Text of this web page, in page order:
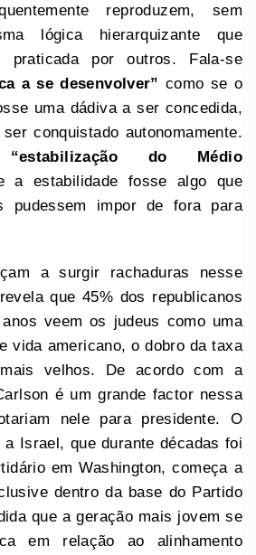
reproduzem, sem
lógica hierarquizante que
praticada por outros. Fala-se
a se desenvolver”como se o
uma dádiva a ser concedida,
conquistado autonomamente.
“estabilização do Médio
a estabilidade fosse algo que
pudessem impor de fora para
a surgir rachaduras nesse
que 45% dos republicanos
veem os judeus como uma
vida americano, o dobro da taxa
velhos. De acordo com a
é um grande factor nessa
nele para presidente. O
a Israel, que durante décadas foi
em Washington, começa a
dentro da base do Partido
que a geração mais jovem se
em relação ao alinhamento